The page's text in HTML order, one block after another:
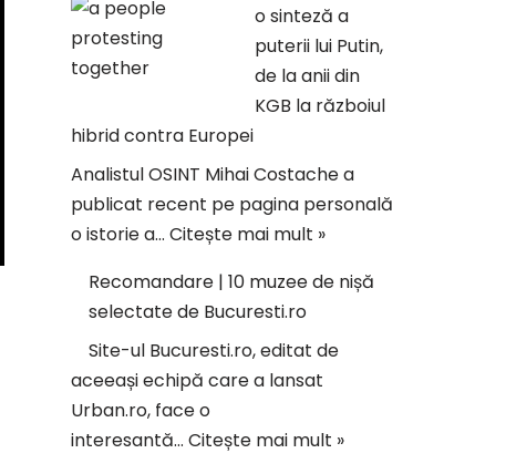
o sinteză a
puterii lui Putin,
de la anii din
KGB la războiul
hibrid contra Europei
Analistul OSINT Mihai Costache a
publicat recent pe pagina personală
o istorie a… Citește mai mult »
Recomandare | 10 muzee de nișă
selectate de Bucuresti.ro
Site-ul Bucuresti.ro, editat de
aceeași echipă care a lansat
Urban.ro, face o
interesantă… Citește mai mult »